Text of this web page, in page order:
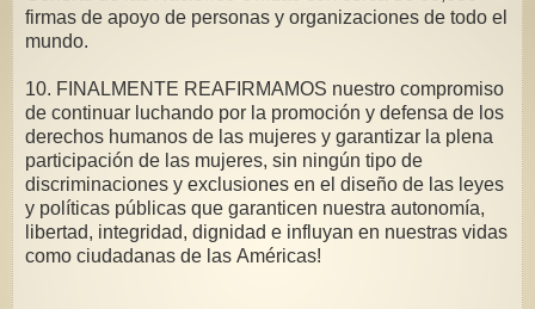
firmas de apoyo de personas y organizaciones de todo el
mundo.
10. FINALMENTE REAFIRMAMOS nuestro compromiso
de continuar luchando por la promoción y defensa de los
derechos humanos de las mujeres y garantizar la plena
participación de las mujeres, sin ningún tipo de
discriminaciones y exclusiones en el diseño de las leyes
y políticas públicas que garanticen nuestra autonomía,
libertad, integridad, dignidad e influyan en nuestras vidas
como ciudadanas de las Américas!